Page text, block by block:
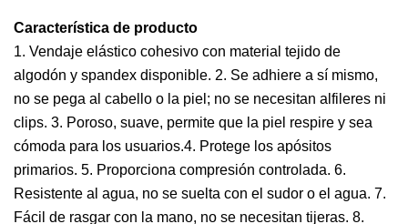
Característica de producto
1. Vendaje elástico cohesivo con material tejido de
algodón y spandex disponible. 2. Se adhiere a sí mismo,
no se pega al cabello o la piel; no se necesitan alfileres ni
clips. 3. Poroso, suave, permite que la piel respire y sea
cómoda para los usuarios.4. Protege los apósitos
primarios. 5. Proporciona compresión controlada. 6.
Resistente al agua, no se suelta con el sudor o el agua. 7.
Fácil de rasgar con la mano, no se necesitan tijeras. 8.